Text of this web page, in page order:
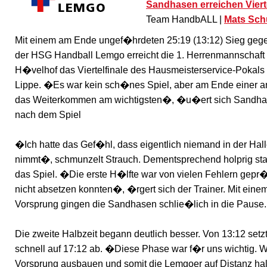
Sandhasen erreichen
Team HandbALL | Mats
Mit einem am Ende ungef�hrdeten 25:19 (13:12) Sieg
der HSG Handball Lemgo erreicht die 1.
H�velhof das Viertelfinale des Hausmeisterservice-
Lippe. �Es war kein sch�nes Spiel, aber am Ende einer
das Weiterkommen am wichtigsten�, �u�ert sich
nach dem Spiel
�Ich hatte das Gef�hl, dass eigentlich niemand in der
nimmt�, schmunzelt Strauch. Dementsprechend holprig
das Spiel. �Die erste H�lfte war von vielen Fehlern
nicht absetzen konnten�, �rgert sich der Trainer. Mit
Vorsprung gingen die Sandhasen schlie�lich in die Pause.
Die zweite Halbzeit begann deutlich besser. Von 13:12
schnell auf 17:12 ab. �Diese Phase war f�r uns wichtig.
Vorsprung ausbauen und somit die Lemgoer auf Distanz